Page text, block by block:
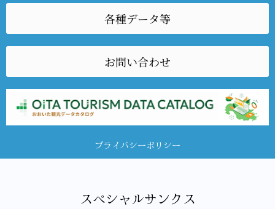
各種データ等
お問い合わせ
プライバシーポリシー
スペシャルサンクス